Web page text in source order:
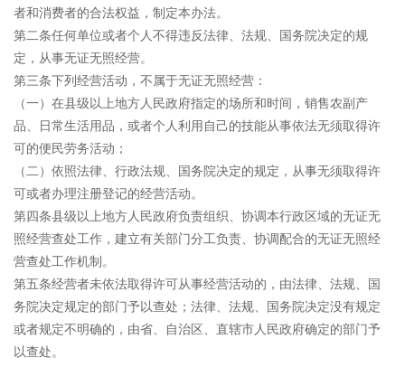
者和消费者的合法权益，制定本办法。
第二条任何单位或者个人不得违反法律、法规、国务院决定的规
定，从事无证无照经营。
第三条下列经营活动，不属于无证无照经营：
（一）在县级以上地方人民政府指定的场所和时间，销售农副产
品、日常生活用品，或者个人利用自己的技能从事依法无须取得许
可的便民劳务活动；
（二）依照法律、行政法规、国务院决定的规定，从事无须取得许
可或者办理注册登记的经营活动。
第四条县级以上地方人民政府负责组织、协调本行政区域的无证无
照经营查处工作，建立有关部门分工负责、协调配合的无证无照经
营查处工作机制。
第五条经营者未依法取得许可从事经营活动的，由法律、法规、国
务院决定规定的部门予以查处；法律、法规、国务院决定没有规定
或者规定不明确的，由省、自治区、直辖市人民政府确定的部门予
以查处。